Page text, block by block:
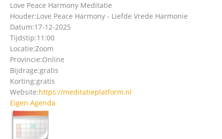
Love Peace Harmony Meditatie
Houder:Love Peace Harmony - Liefde Vrede Harmonie
Datum:17-12-2025
Tijdstip:11:00
Locatie:Zoom
Provincie:Online
Bijdrage:gratis
Korting:gratis
Website:https://meditatieplatform.nl
Eigen Agenda